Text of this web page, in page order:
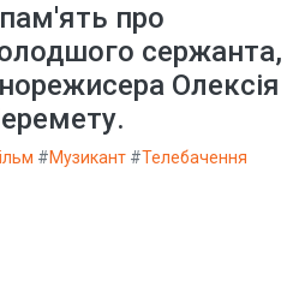
про
сержанта,
Олексія
#Музикант #Телебачення